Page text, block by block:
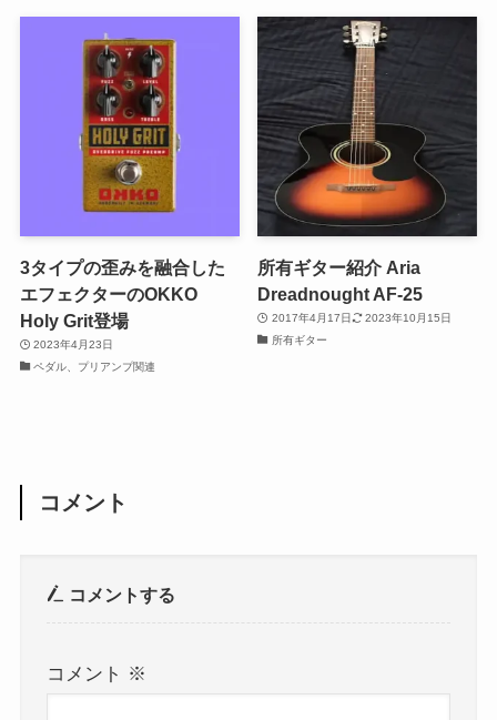
3タイプの歪みを融合した
エフェクターのOKKO
Holy Grit登場
2023年4月23日
ペダル、プリアンプ関連
所有ギター紹介 Aria
Dreadnought AF-25
2017年4月17日
2023年10月15日
所有ギター
コメント
コメントする
コメント ※